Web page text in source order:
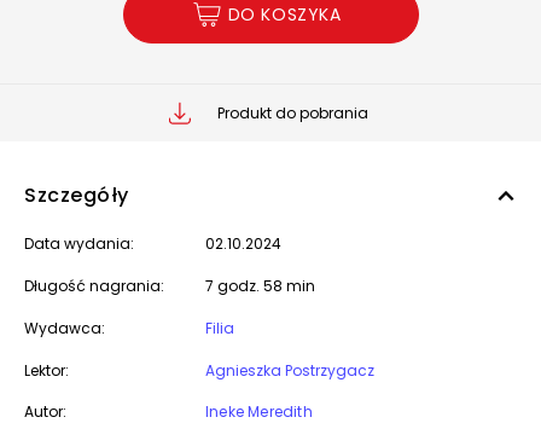
DO KOSZYKA
Produkt do pobrania
Szczegóły
Data wydania: 02.10.2024
Długość nagrania: 7 godz. 58 min
Wydawca: Filia
Lektor:
Agnieszka Postrzygacz
Autor:
Ineke Meredith